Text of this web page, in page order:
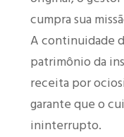
cumpra sua
A continuidade
patrimônio da
receita por
garante que o
ininterrupto.